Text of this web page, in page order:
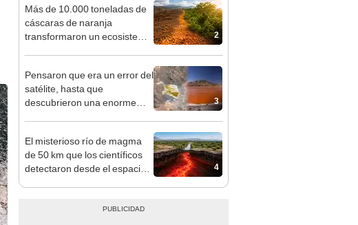
2
Más de 10.000 toneladas de
cáscaras de naranja
transformaron un ecosistema
los científicos
3
Pensaron que era un error del
satélite, hasta que
descubrieron una enorme
4
El misterioso río de magma
de 50 km que los científicos
detectaron desde el espacio